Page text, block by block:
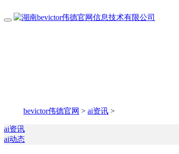
bevictor伟德官网 > ai资讯 >
ai资讯
ai动态